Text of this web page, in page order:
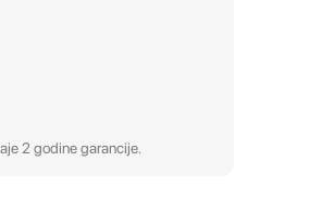
2 godine garancije.